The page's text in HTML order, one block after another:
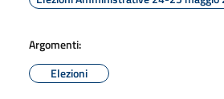
Argomenti:
Elezioni